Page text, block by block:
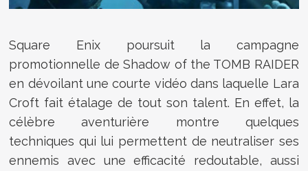
Square Enix poursuit la campagne
promotionnelle de Shadow of the TOMB RAIDER
en dévoilant une courte vidéo dans laquelle Lara
Croft fait étalage de tout son talent. En effet, la
célèbre aventurière montre quelques
techniques qui lui permettent de neutraliser ses
ennemis avec une efficacité redoutable, aussi